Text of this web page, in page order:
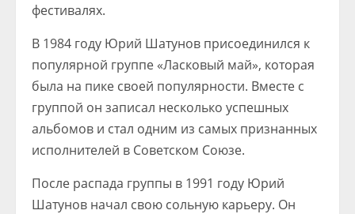
фестивалях.
В 1984 году Юрий Шатунов присоединился к
популярной группе «Ласковый май», которая
была на пике своей популярности. Вместе с
группой он записал несколько успешных
альбомов и стал одним из самых признанных
исполнителей в Советском Союзе.
После распада группы в 1991 году Юрий
Шатунов начал свою сольную карьеру. Он